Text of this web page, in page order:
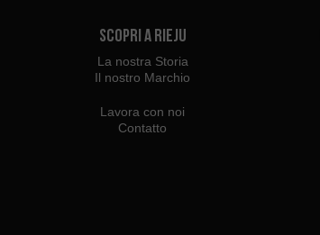
Scopri a Rieju
La nostra Storia
Il nostro Marchio
Lavora con noi
Contatto